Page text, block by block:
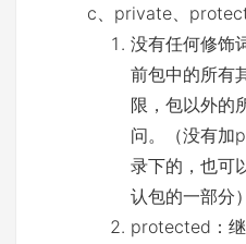
c、private、
没有任何修饰
前包中的所有
限，包以外的
问。（没有加
录下的，也可
认包的一部分）
protected：